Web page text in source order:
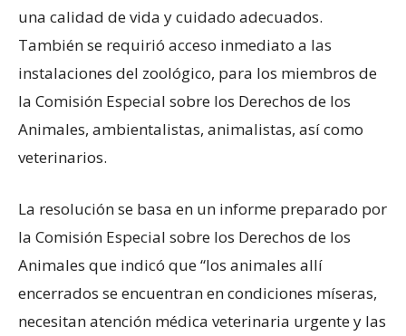
una calidad de vida y cuidado adecuados.
También se requirió acceso inmediato a las
instalaciones del zoológico, para los miembros de
la Comisión Especial sobre los Derechos de los
Animales, ambientalistas, animalistas, así como
veterinarios.
La resolución se basa en un informe preparado por
la Comisión Especial sobre los Derechos de los
Animales que indicó que “los animales allí
encerrados se encuentran en condiciones míseras,
necesitan atención médica veterinaria urgente y las